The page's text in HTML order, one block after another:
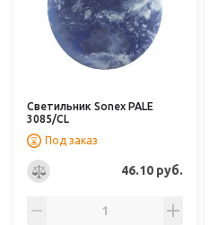
Светильник Sonex PALE
3085/CL
Под заказ
46.10 руб.